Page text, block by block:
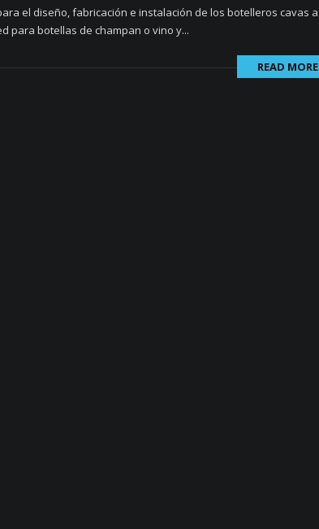
el diseño, fabricación e instalación de los botelleros cavas a
para botellas de champan o vino y...
READ MORE